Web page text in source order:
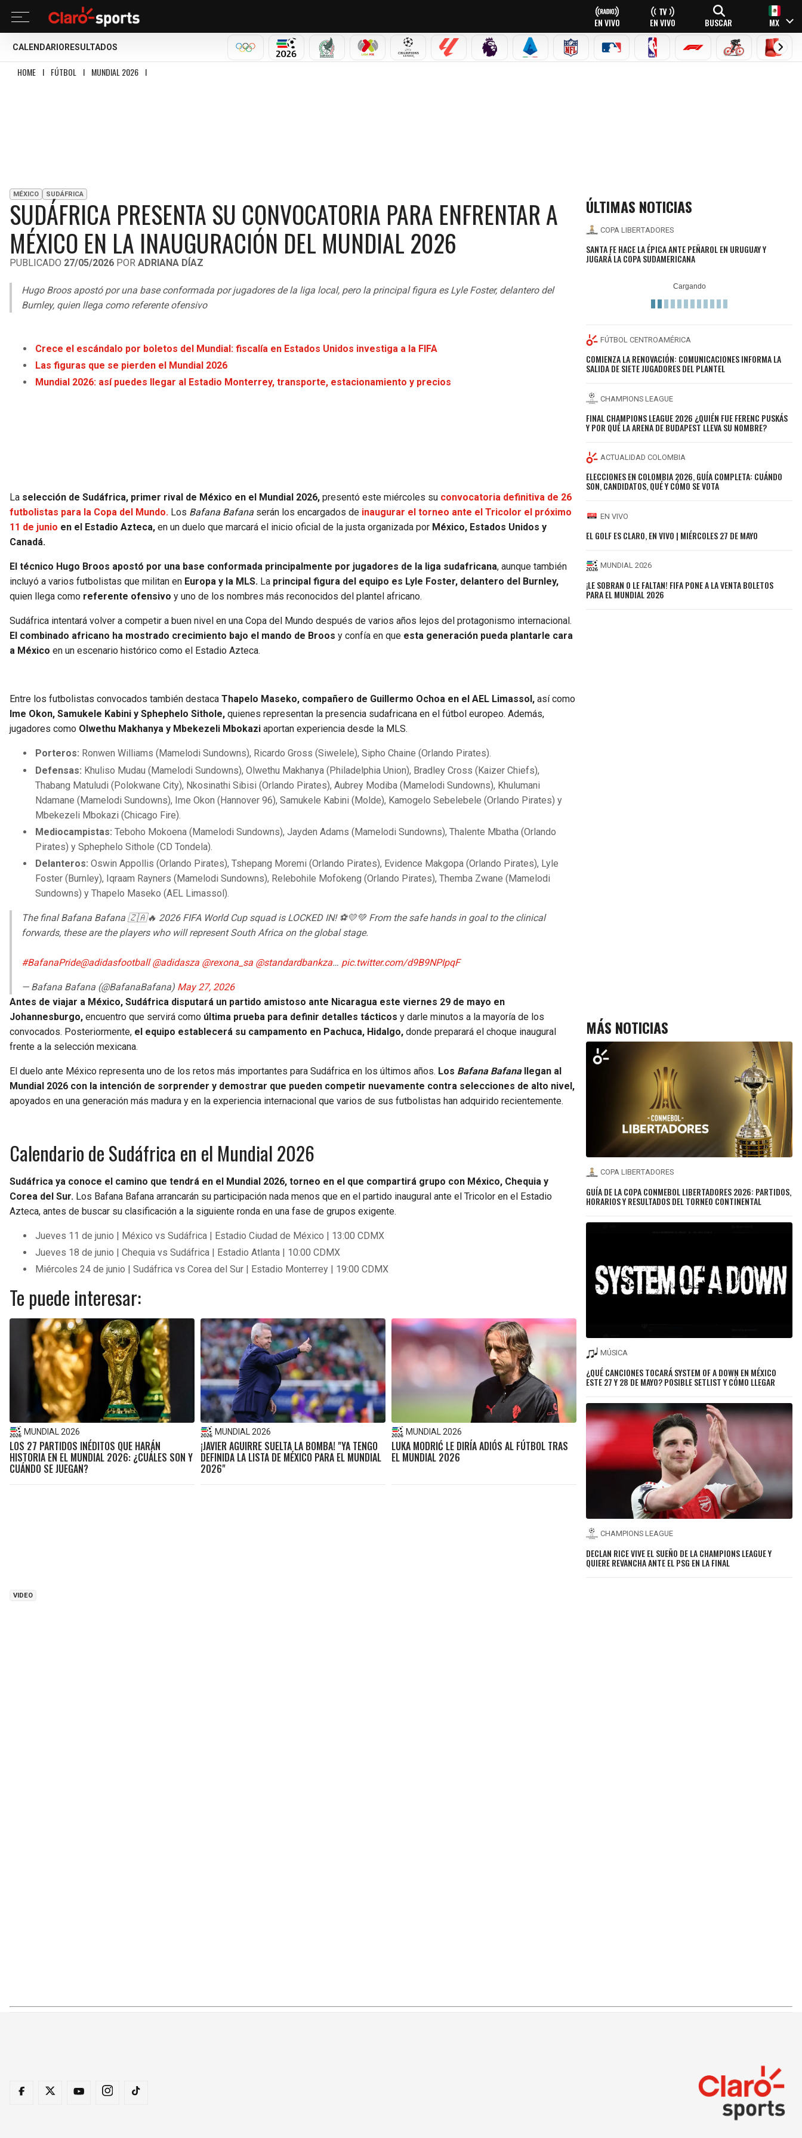
EN VIVO EN VIVO BUSCAR MX
CALENDARIO RESULTADOS
OLÍMPICOSMUNDIAL 2026SELECCIÓN MEXICANA
LIGA MX CHAMPIONS LEAGUE
LALIGA PREMIER LEAGUE
SERIE A NFL MLB NBA FÓRMULA 1CICLISMOBOXEO
HOME I FÚTBOL I MUNDIAL 2026 I
MÉXICO SUDÁFRICA
SUDÁFRICA PRESENTA SU CONVOCATORIA PARA ENFRENTAR A
MÉXICO EN LA INAUGURACIÓN DEL MUNDIAL 2026
PUBLICADO 27/05/2026 POR ADRIANA DÍAZ
Hugo Broos apostó por una base conformada por jugadores de la liga local, pero la principal figura es Lyle Foster, delantero del
Burnley, quien llega como referente ofensivo
Crece el escándalo por boletos del Mundial: fiscalía en Estados Unidos investiga a la FIFA
Las figuras que se pierden el Mundial 2026
Mundial 2026: así puedes llegar al Estadio Monterrey, transporte, estacionamiento y precios
La selección de Sudáfrica, primer rival de México en el Mundial 2026, presentó este miércoles su convocatoria definitiva de 26
futbolistas para la Copa del Mundo. Los Bafana Bafana serán los encargados de inaugurar el torneo ante el Tricolor el próximo
11 de junio en el Estadio Azteca, en un duelo que marcará el inicio oficial de la justa organizada por México, Estados Unidos y
Canadá.
El técnico Hugo Broos apostó por una base conformada principalmente por jugadores de la liga sudafricana, aunque también
incluyó a varios futbolistas que militan en Europa y la MLS. La principal figura del equipo es Lyle Foster, delantero del Burnley,
quien llega como referente ofensivo y uno de los nombres más reconocidos del plantel africano.
Sudáfrica intentará volver a competir a buen nivel en una Copa del Mundo después de varios años lejos del protagonismo internacional.
El combinado africano ha mostrado crecimiento bajo el mando de Broos y confía en que esta generación pueda plantarle cara
a México en un escenario histórico como el Estadio Azteca.
Entre los futbolistas convocados también destaca Thapelo Maseko, compañero de Guillermo Ochoa en el AEL Limassol, así como
Ime Okon, Samukele Kabini y Sphephelo Sithole, quienes representan la presencia sudafricana en el fútbol europeo. Además,
jugadores como Olwethu Makhanya y Mbekezeli Mbokazi aportan experiencia desde la MLS.
Porteros: Ronwen Williams (Mamelodi Sundowns), Ricardo Gross (Siwelele), Sipho Chaine (Orlando Pirates).
Defensas: Khuliso Mudau (Mamelodi Sundowns), Olwethu Makhanya (Philadelphia Union), Bradley Cross (Kaizer Chiefs),
Thabang Matuludi (Polokwane City), Nkosinathi Sibisi (Orlando Pirates), Aubrey Modiba (Mamelodi Sundowns), Khulumani
Ndamane (Mamelodi Sundowns), Ime Okon (Hannover 96), Samukele Kabini (Molde), Kamogelo Sebelebele (Orlando Pirates) y
Mbekezeli Mbokazi (Chicago Fire).
Mediocampistas: Teboho Mokoena (Mamelodi Sundowns), Jayden Adams (Mamelodi Sundowns), Thalente Mbatha (Orlando
Pirates) y Sphephelo Sithole (CD Tondela).
Delanteros: Oswin Appollis (Orlando Pirates), Tshepang Moremi (Orlando Pirates), Evidence Makgopa (Orlando Pirates), Lyle
Foster (Burnley), Iqraam Rayners (Mamelodi Sundowns), Relebohile Mofokeng (Orlando Pirates), Themba Zwane (Mamelodi
Sundowns) y Thapelo Maseko (AEL Limassol).
The final Bafana Bafana 🇿🇦🔥 2026 FIFA World Cup squad is LOCKED IN! ⚽💛💚 From the safe hands in goal to the clinical
forwards, these are the players who will represent South Africa on the global stage.
#BafanaPride@adidasfootball @adidasza @rexona_sa @standardbankza… pic.twitter.com/d9B9NPIpqF
— Bafana Bafana (@BafanaBafana) May 27, 2026
Antes de viajar a México, Sudáfrica disputará un partido amistoso ante Nicaragua este viernes 29 de mayo en
Johannesburgo, encuentro que servirá como última prueba para definir detalles tácticos y darle minutos a la mayoría de los
convocados. Posteriormente, el equipo establecerá su campamento en Pachuca, Hidalgo, donde preparará el choque inaugural
frente a la selección mexicana.
El duelo ante México representa uno de los retos más importantes para Sudáfrica en los últimos años. Los Bafana Bafanallegan al
Mundial 2026 con la intención de sorprender y demostrar que pueden competir nuevamente contra selecciones de alto nivel,
apoyados en una generación más madura y en la experiencia internacional que varios de sus futbolistas han adquirido recientemente.
Calendario de Sudáfrica en el Mundial 2026
Sudáfrica ya conoce el camino que tendrá en el Mundial 2026, torneo en el que compartirá grupo con México, Chequia y
Corea del Sur. Los Bafana Bafana arrancarán su participación nada menos que en el partido inaugural ante el Tricolor en el Estadio
Azteca, antes de buscar su clasificación a la siguiente ronda en una fase de grupos exigente.
Jueves 11 de junio | México vs Sudáfrica | Estadio Ciudad de México | 13:00 CDMX
Jueves 18 de junio | Chequia vs Sudáfrica | Estadio Atlanta | 10:00 CDMX
Miércoles 24 de junio | Sudáfrica vs Corea del Sur | Estadio Monterrey | 19:00 CDMX
Te puede interesar:
MUNDIAL 2026
LOS 27 PARTIDOS INÉDITOS QUE HARÁN
HISTORIA EN EL MUNDIAL 2026: ¿CUÁLES SON Y
CUÁNDO SE JUEGAN?
MUNDIAL 2026
¡JAVIER AGUIRRE SUELTA LA BOMBA! "YA TENGO
DEFINIDA LA LISTA DE MÉXICO PARA EL MUNDIAL
2026"
MUNDIAL 2026
LUKA MODRIĆ LE DIRÍA ADIÓS AL FÚTBOL TRAS
EL MUNDIAL 2026
VIDEO
ÚLTIMAS NOTICIAS
COPA LIBERTADORES
SANTA FE HACE LA ÉPICA ANTE PEÑAROL EN URUGUAY Y
JUGARÁ LA COPA SUDAMERICANA
FÚTBOL CENTROAMÉRICA
COMIENZA LA RENOVACIÓN: COMUNICACIONES INFORMA LA
SALIDA DE SIETE JUGADORES DEL PLANTEL
CHAMPIONS LEAGUE
FINAL CHAMPIONS LEAGUE 2026 ¿QUIÉN FUE FERENC PUSKÁS
Y POR QUÉ LA ARENA DE BUDAPEST LLEVA SU NOMBRE?
ACTUALIDAD COLOMBIA
ELECCIONES EN COLOMBIA 2026, GUÍA COMPLETA: CUÁNDO
SON, CANDIDATOS, QUÉ Y CÓMO SE VOTA
EN VIVO
EL GOLF ES CLARO, EN VIVO | MIÉRCOLES 27 DE MAYO
MUNDIAL 2026
¡LE SOBRAN O LE FALTAN! FIFA PONE A LA VENTA BOLETOS
PARA EL MUNDIAL 2026
MÁS NOTICIAS
COPA LIBERTADORES
GUÍA DE LA COPA CONMEBOL LIBERTADORES 2026: PARTIDOS,
HORARIOS Y RESULTADOS DEL TORNEO CONTINENTAL
MÚSICA
¿QUÉ CANCIONES TOCARÁ SYSTEM OF A DOWN EN MÉXICO
ESTE 27 Y 28 DE MAYO? POSIBLE SETLIST Y CÓMO LLEGAR
CHAMPIONS LEAGUE
DECLAN RICE VIVE EL SUEÑO DE LA CHAMPIONS LEAGUE Y
QUIERE REVANCHA ANTE EL PSG EN LA FINAL